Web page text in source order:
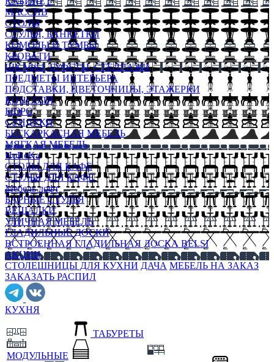
МАССИВ
СТОЛЫ
СТУЛЬЯ, БАНКЕТКИ
КОМОДЫ И ТУМБЫ
КРОВАТИ
ШКАФЫ, БУФЕТЫ, СТЕЛЛАЖИ
ПРЕДМЕТЫ ИНТЕРЬЕРА
ПОДСТАВКИ, ЦВЕТОЧНИЦЫ, ЭТАЖЕРКИ
КОНСОЛИ
БЮРО
СУНДУКИ
БЕСКАРКАСНАЯ МЕБЕЛЬ
МЯГКАЯ МЕБЕЛЬ
HoReKa
СТОЛЫ ДЛЯ КАФЕ
СТУЛЬЯ ДЛЯ КАФЕ
Мебель лофт
БАРНЫЕ СТУЛЬЯ
ВЕШАЛКИ
УЛИЧНАЯ МЕБЕЛЬ
ГЛАДИЛЬНЫЕ ДОСКИ
ВСТРОЕННАЯ ГЛАДИЛЬНАЯ ДОСКА BELSI
АКЦИИ
СТОЛЕШНИЦЫ ДЛЯ КУХНИ ДАЧА МЕБЕЛЬ НА ЗАКАЗ
ЗАКАЗАТЬ РАСПИЛ
КУХНЯ
МОДУЛЬНЫЕ
ТАБУРЕТЫ